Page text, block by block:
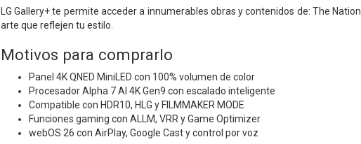
LG Gallery+ te permite acceder a innumerables obras y contenidos de: The
arte que reflejen tu estilo.
Motivos para comprarlo
Panel 4K QNED MiniLED con 100% volumen de color
Procesador Alpha 7 AI 4K Gen9 con escalado inteligente
Compatible con HDR10, HLG y FILMMAKER MODE
Funciones gaming con ALLM, VRR y Game Optimizer
webOS 26 con AirPlay, Google Cast y control por voz